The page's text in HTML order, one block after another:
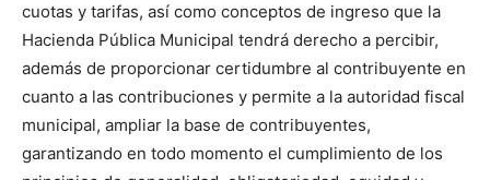
cuotas y tarifas, así como conceptos de ingreso que la
Hacienda Pública Municipal tendrá derecho a percibir,
además de proporcionar certidumbre al contribuyente en
cuanto a las contribuciones y permite a la autoridad fiscal
municipal, ampliar la base de contribuyentes,
garantizando en todo momento el cumplimiento de los